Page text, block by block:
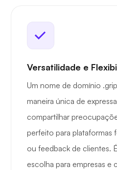
Versatilidade e
Um nome de domínio
maneira única de
compartilhar
perfeito para plataformas
ou feedback de clientes.
escolha para empresas e